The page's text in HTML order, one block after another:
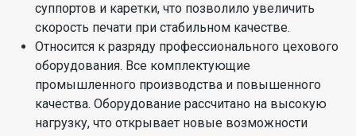
суппортов и каретки, что позволило увеличить
скорость печати при стабильном качестве.
Относится к разряду профессионального цехового
оборудования. Все комплектующие
промышленного производства и повышенного
качества. Оборудование рассчитано на высокую
нагрузку, что открывает новые возможности